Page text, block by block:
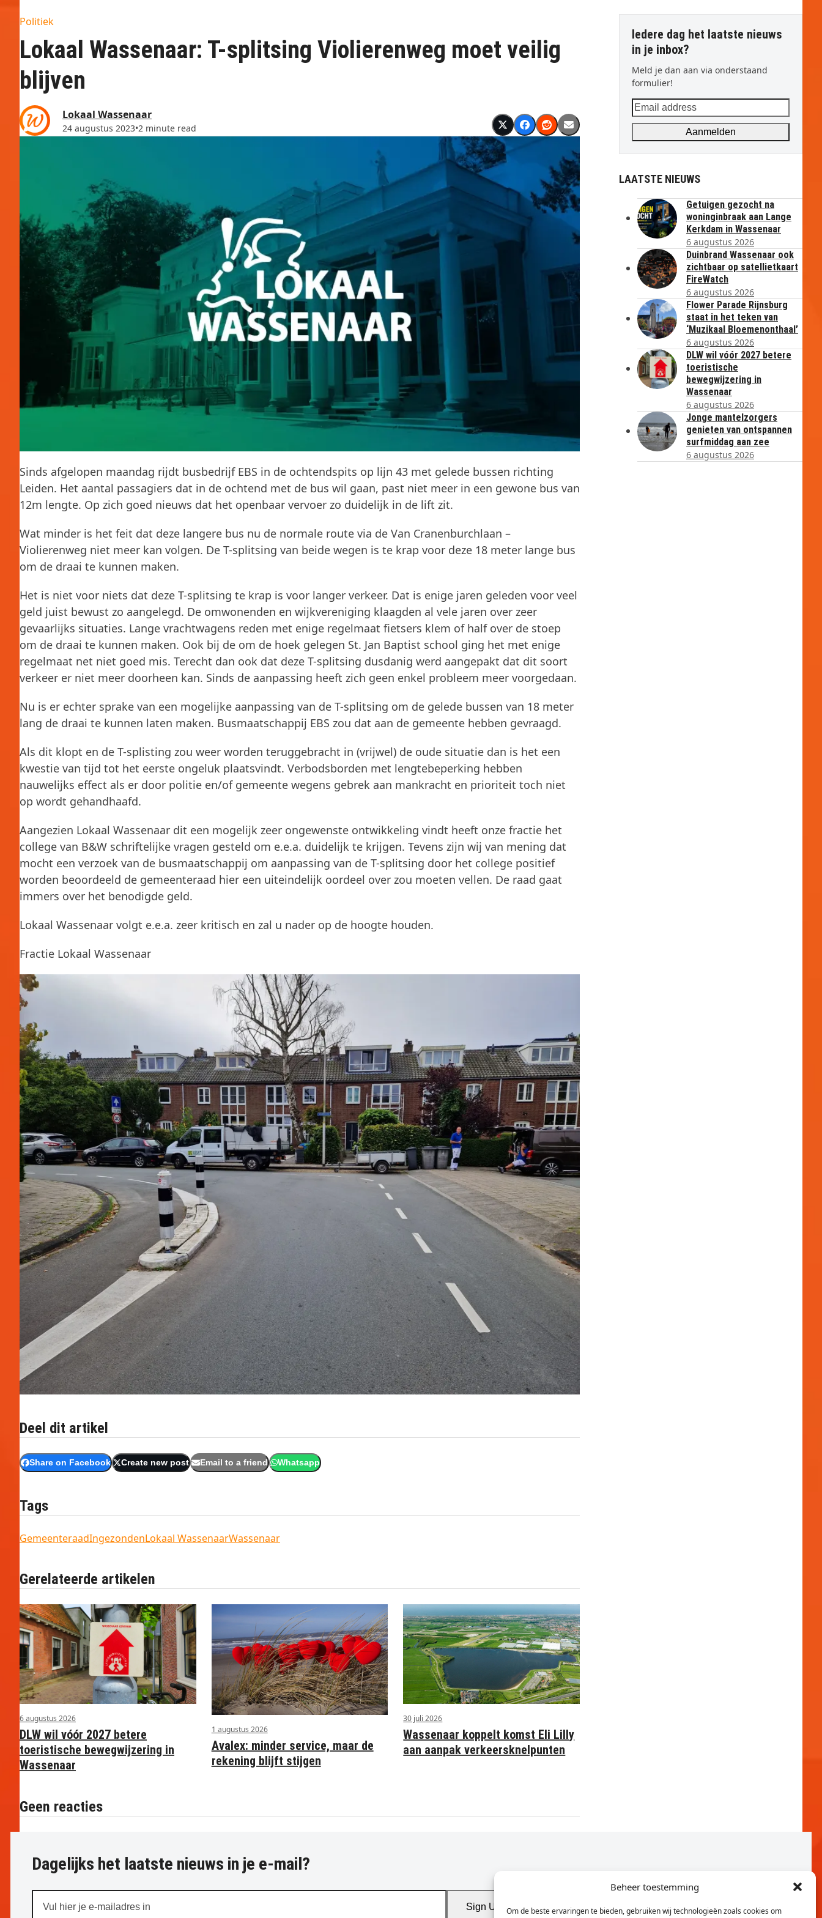
Beheer toestemming
Om de beste ervaringen te bieden, gebruiken wij technologieën zoals cookies om
Politiek
Lokaal Wassenaar: T-splitsing Violierenweg moet veilig
blijven
Lokaal Wassenaar
24 augustus 2023•2 minute read
Sinds afgelopen maandag rijdt busbedrijf EBS in de ochtendspits op lijn 43 met gelede bussen richting
Leiden. Het aantal passagiers dat in de ochtend met de bus wil gaan, past niet meer in een gewone bus van
12m lengte. Op zich goed nieuws dat het openbaar vervoer zo duidelijk in de lift zit.
Wat minder is het feit dat deze langere bus nu de normale route via de Van Cranenburchlaan –
Violierenweg niet meer kan volgen. De T-splitsing van beide wegen is te krap voor deze 18 meter lange bus
om de draai te kunnen maken.
Het is niet voor niets dat deze T-splitsing te krap is voor langer verkeer. Dat is enige jaren geleden voor veel
geld juist bewust zo aangelegd. De omwonenden en wijkvereniging klaagden al vele jaren over zeer
gevaarlijks situaties. Lange vrachtwagens reden met enige regelmaat fietsers klem of half over de stoep
om de draai te kunnen maken. Ook bij de om de hoek gelegen St. Jan Baptist school ging het met enige
regelmaat net niet goed mis. Terecht dan ook dat deze T-splitsing dusdanig werd aangepakt dat dit soort
verkeer er niet meer doorheen kan. Sinds de aanpassing heeft zich geen enkel probleem meer voorgedaan.
Nu is er echter sprake van een mogelijke aanpassing van de T-splitsing om de gelede bussen van 18 meter
lang de draai te kunnen laten maken. Busmaatschappij EBS zou dat aan de gemeente hebben gevraagd.
Als dit klopt en de T-splisting zou weer worden teruggebracht in (vrijwel) de oude situatie dan is het een
kwestie van tijd tot het eerste ongeluk plaatsvindt. Verbodsborden met lengtebeperking hebben
nauwelijks effect als er door politie en/of gemeente wegens gebrek aan mankracht en prioriteit toch niet
op wordt gehandhaafd.
Aangezien Lokaal Wassenaar dit een mogelijk zeer ongewenste ontwikkeling vindt heeft onze fractie het
college van B&W schriftelijke vragen gesteld om e.e.a. duidelijk te krijgen. Tevens zijn wij van mening dat
mocht een verzoek van de busmaatschappij om aanpassing van de T-splitsing door het college positief
worden beoordeeld de gemeenteraad hier een uiteindelijk oordeel over zou moeten vellen. De raad gaat
immers over het benodigde geld.
Lokaal Wassenaar volgt e.e.a. zeer kritisch en zal u nader op de hoogte houden.
Fractie Lokaal Wassenaar
Deel dit artikel
Share on Facebook Create new post Email to a friend Whatsapp
Tags
GemeenteraadIngezondenLokaal WassenaarWassenaar
Gerelateerde artikelen
6 augustus 2026
DLW wil vóór 2027 betere
toeristische bewegwijzering in
Wassenaar
1 augustus 2026
Avalex: minder service, maar de
rekening blijft stijgen
30 juli 2026
Wassenaar koppelt komst Eli Lilly
aan aanpak verkeersknelpunten
Geen reacties
Iedere dag het laatste nieuws
in je inbox?
Meld je dan aan via onderstaand
formulier!
Email
address
Aanmelden
LAATSTE NIEUWS
Getuigen gezocht na
woninginbraak aan Lange
Kerkdam in Wassenaar
6 augustus 2026
Duinbrand Wassenaar ook
zichtbaar op satellietkaart
FireWatch
6 augustus 2026
Flower Parade Rijnsburg
staat in het teken van
‘Muzikaal Bloemenonthaal’
6 augustus 2026
DLW wil vóór 2027 betere
toeristische
bewegwijzering in
Wassenaar
6 augustus 2026
Jonge mantelzorgers
genieten van ontspannen
surfmiddag aan zee
6 augustus 2026
Dagelijks het laatste nieuws in je e-mail?
hier
Sign Up